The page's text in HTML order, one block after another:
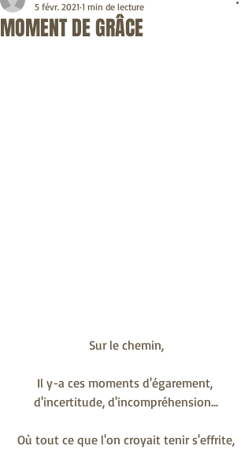
MOMENT DE GRÂCE
5 févr. 2021 1 min de lecture
Sur le chemin,
Il y-a ces moments d'égarement,
d'incertitude, d'incompréhension...
Où tout ce que l'on croyait tenir s'effrite,